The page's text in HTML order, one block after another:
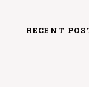
RECENT